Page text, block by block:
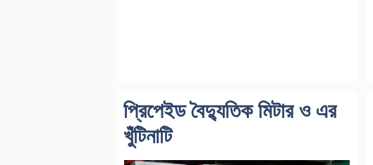
প্রিপেইড বৈদ্যুতিক মিটার ও এর
খুঁটিনাটি